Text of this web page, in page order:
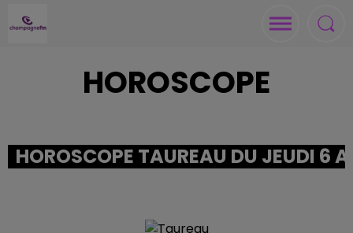
HOROSCOPE
HOROSCOPE TAUREAU DU JEUDI 6